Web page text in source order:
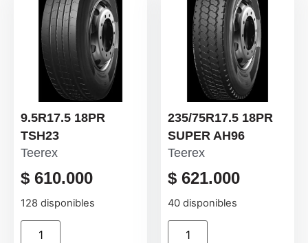
9.5R17.5 18PR
TSH23
Teerex
$ 610.000
128 disponibles
235/75R17.5 18PR
SUPER AH96
Teerex
$ 621.000
40 disponibles